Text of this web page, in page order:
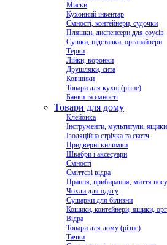
Миски
Кухонний інвентар
Ємності, контейнери, судочки
Пляшки, диспенсери для соусів
Сушки, підставки, органайзери
Терки
Лійки, воронки
Друшляки, сита
Ковшики
Товари для кухні (різне)
Банки та ємності
Товари для дому
Клейонка
Інструменти, мультитули,
Ізоляційна стрічка та скотч
Придверні килимки
Швабри і аксесуари
Ємності
Сміттєві відра
Прання, прибирання, миття
Чохли для одягу
Сушарки для білизни
Кошики, контейнери, ящики,
Відра
Товари для дому (різне)
Тачки